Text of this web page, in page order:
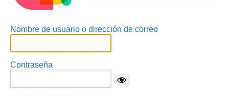
Nombre de usuario o dirección de correo
Contraseña